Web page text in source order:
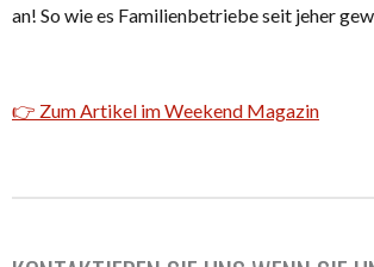
an! So wie es Familienbetriebe seit jeher
👉 Zum Artikel im Weekend Magazin